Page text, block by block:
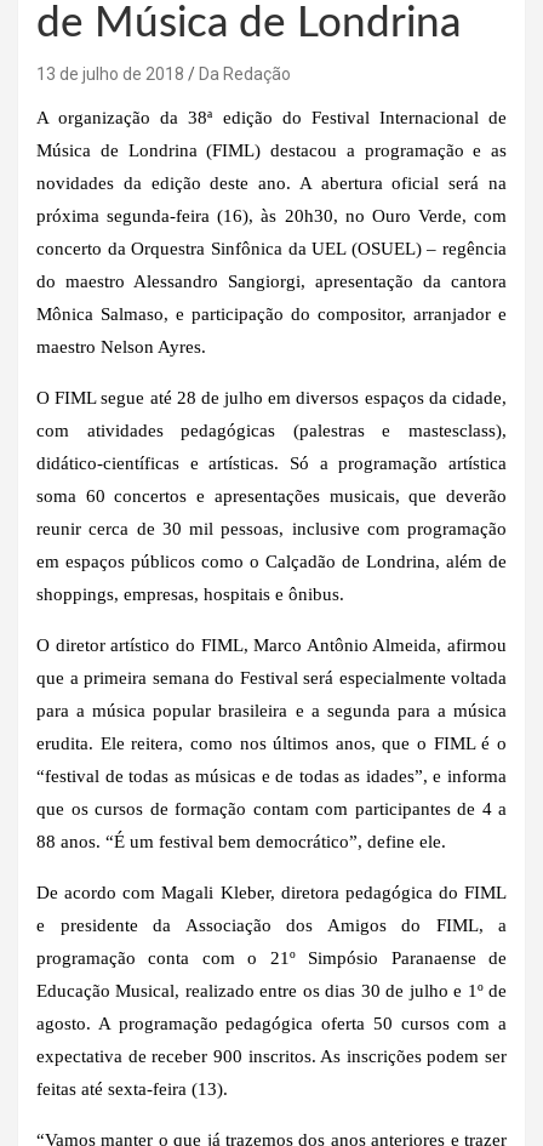
de Música de Londrina
13 de julho de 2018 Da Redação
A organização da 38ª edição do Festival Internacional de
Música de Londrina (FIML) destacou a programação e as
novidades da edição deste ano. A abertura oficial será na
próxima segunda-feira (16), às 20h30, no Ouro Verde, com
concerto da Orquestra Sinfônica da UEL (OSUEL) – regência
do maestro Alessandro Sangiorgi, apresentação da cantora
Mônica Salmaso, e participação do compositor, arranjador e
maestro Nelson Ayres.
O FIML segue até 28 de julho em diversos espaços da cidade,
com atividades pedagógicas (palestras e mastesclass),
didático-científicas e artísticas. Só a programação artística
soma 60 concertos e apresentações musicais, que deverão
reunir cerca de 30 mil pessoas, inclusive com programação
em espaços públicos como o Calçadão de Londrina, além de
shoppings, empresas, hospitais e ônibus.
O diretor artístico do FIML, Marco Antônio Almeida, afirmou
que a primeira semana do Festival será especialmente voltada
para a música popular brasileira e a segunda para a música
erudita. Ele reitera, como nos últimos anos, que o FIML é o
“festival de todas as músicas e de todas as idades”, e informa
que os cursos de formação contam com participantes de 4 a
88 anos. “É um festival bem democrático”, define ele.
De acordo com Magali Kleber, diretora pedagógica do FIML
e presidente da Associação dos Amigos do FIML, a
programação conta com o 21º Simpósio Paranaense de
Educação Musical, realizado entre os dias 30 de julho e 1º de
agosto. A programação pedagógica oferta 50 cursos com a
expectativa de receber 900 inscritos. As inscrições podem ser
feitas até sexta-feira (13).
“Vamos manter o que já trazemos dos anos anteriores e trazer